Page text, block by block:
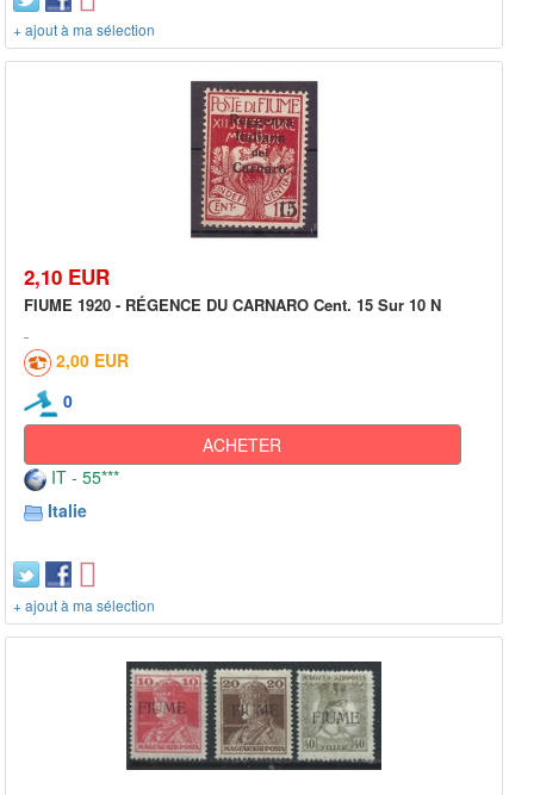
+ ajout à ma sélection
2,10 EUR
FIUME 1920 - RÉGENCE DU CARNARO Cent. 15 Sur 10 N
2,00 EUR
0
ACHETER
IT - 55***
Italie
+ ajout à ma sélection